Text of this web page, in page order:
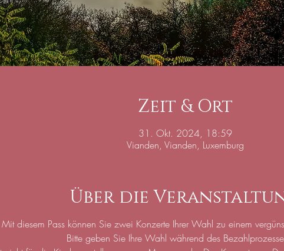
Zeit & Ort
31. Okt. 2024, 18:59
Vianden, Vianden, Luxemburg
Über die
Mit diesem Pass können Sie zwei Konzerte Ihrer Wahl zu einem
Bitte geben Sie Ihre Wahl während des